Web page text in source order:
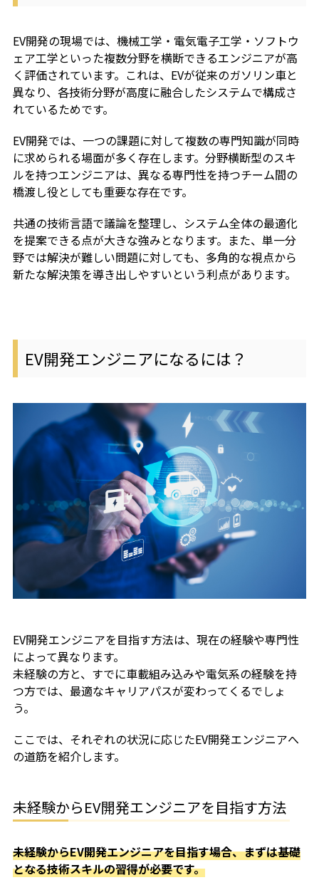
EV開発の現場では、機械工学・電気電子工学・ソフトウ
ェア工学といった複数分野を横断できるエンジニアが高
く評価されています。これは、EVが従来のガソリン車と
異なり、各技術分野が高度に融合したシステムで構成さ
れているためです。
EV開発では、一つの課題に対して複数の専門知識が同時
に求められる場面が多く存在します。分野横断型のスキ
ルを持つエンジニアは、異なる専門性を持つチーム間の
橋渡し役としても重要な存在です。
共通の技術言語で議論を整理し、システム全体の最適化
を提案できる点が大きな強みとなります。また、単一分
野では解決が難しい問題に対しても、多角的な視点から
新たな解決策を導き出しやすいという利点があります。
EV開発エンジニアになるには？
EV開発エンジニアを目指す方法は、現在の経験や専門性
によって異なります。
未経験の方と、すでに車載組み込みや電気系の経験を持
つ方では、最適なキャリアパスが変わってくるでしょ
う。
ここでは、それぞれの状況に応じたEV開発エンジニアへ
の道筋を紹介します。
未経験からEV開発エンジニアを目指す方法
未経験からEV開発エンジニアを目指す場合、まずは基礎
となる技術スキルの習得が必要です。